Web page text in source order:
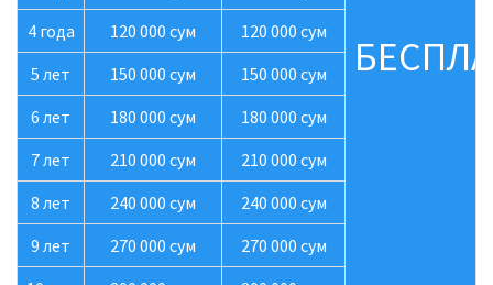
Кинотеатр
4 года
120 000 сум
120 000 сум
5 лет
150 000 сум
150 000 сум
6 лет
180 000 сум
180 000 сум
7 лет
210 000 сум
210 000 сум
8 лет
240 000 сум
240 000 сум
9 лет
270 000 сум
270 000 сум